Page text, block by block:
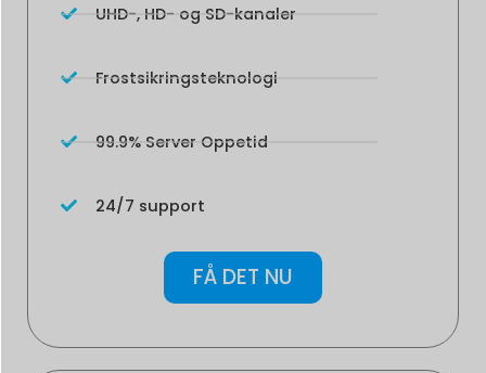
UHD-, HD- og SD-kanaler
Frostsikringsteknologi
99.9% Server Oppetid
24/7 support
FÅ DET NU